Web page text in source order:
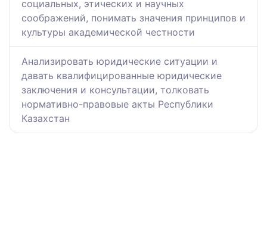
социальных, этических и научных
соображений, понимать значения принципов и
культуры академической честности
Анализировать юридические ситуации и
давать квалифицированные юридические
заключения и консультации, толковать
нормативно-правовые акты Республики
Казахстан